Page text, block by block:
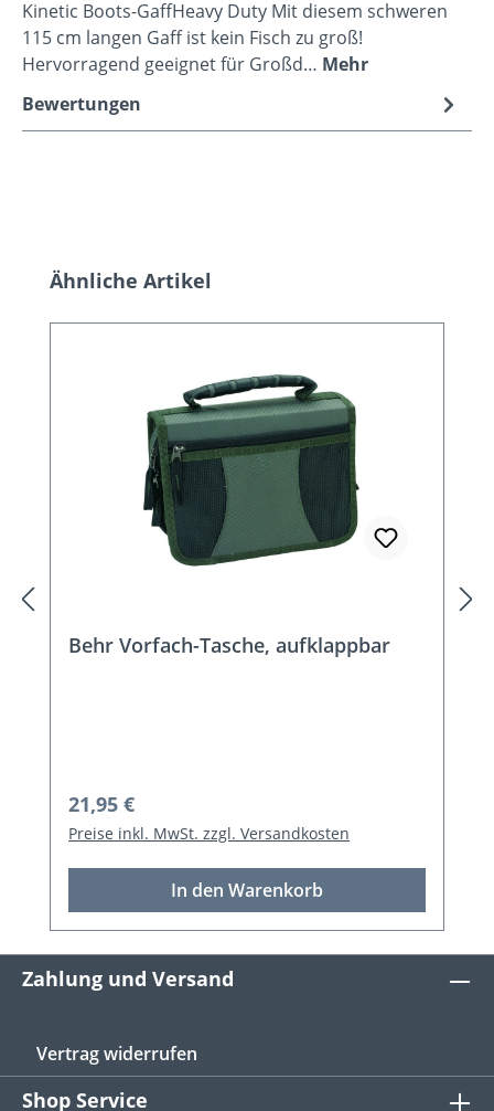
Kinetic Boots-GaffHeavy Duty Mit diesem schweren
115 cm langen Gaff ist kein Fisch zu groß!
Hervorragend geeignet für Großd… Mehr
Bewertungen
Produktgalerie überspringen
Ähnliche Artikel
Behr Vorfach-Tasche, aufklappbar
Regulärer Preis:
21,95 €
Preise inkl. MwSt. zzgl. Versandkosten
In den Warenkorb
Zahlung und Versand
Vertrag widerrufen
Shop Service